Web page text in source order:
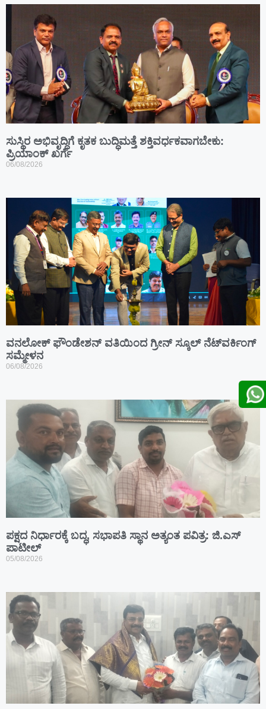
ಸುಸ್ಥಿರ ಅಭಿವೃದ್ಧಿಗೆ ಕೃತಕ ಬುದ್ಧಿಮತ್ತೆ ಶಕ್ತಿವರ್ಧಕವಾಗಬೇಕು:
ಪ್ರಿಯಾಂಕ್ ಖರ್ಗೆ
06/08/2026
ವನಲೋಕ್ ಫೌಂಡೇಶನ್ ವತಿಯಿಂದ ಗ್ರೀನ್ ಸ್ಕೂಲ್ ನೆಟ್‌ವರ್ಕಿಂಗ್
ಸಮ್ಮೇಳನ
06/08/2026
ಪಕ್ಷದ ನಿರ್ಧಾರಕ್ಕೆ ಬದ್ಧ, ಸಭಾಪತಿ ಸ್ಥಾನ ಅತ್ಯಂತ ಪವಿತ್ರ: ಜಿ.ಎಸ್
ಪಾಟೀಲ್
05/08/2026